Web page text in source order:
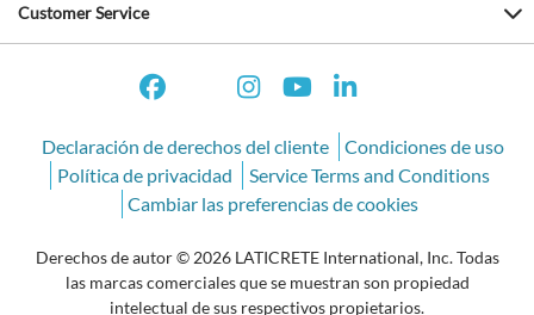
Customer Service
Declaración de derechos del cliente
Condiciones de uso
Política de privacidad
Service Terms and Conditions
Cambiar las preferencias de cookies
Derechos de autor © 2026 LATICRETE International, Inc. Todas
las marcas comerciales que se muestran son propiedad
intelectual de sus respectivos propietarios.